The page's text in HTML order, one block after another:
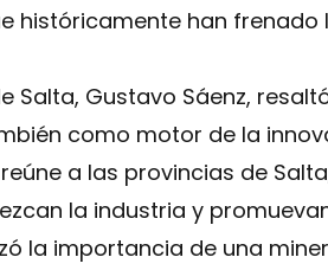
históricamente han frenado
Salta, Gustavo Sáenz,
como motor de la
a las provincias de
la industria y
la importancia de una